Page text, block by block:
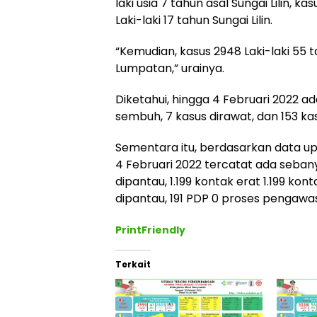
laki usia 7 tahun asal Sungai Lilin,
Laki-laki 17 tahun Sungai Lilin.
“Kemudian, kasus 2948 Laki-laki
Lumpatan,” urainya.
Diketahui, hingga 4 Februari 2022
sembuh, 7 kasus dirawat, dan 153
Sementara itu, berdasarkan data
4 Februari 2022 tercatat ada
dipantau, 1.199 kontak erat 1.199
dipantau, 191 PDP 0 proses
PrintFriendly
Terkait